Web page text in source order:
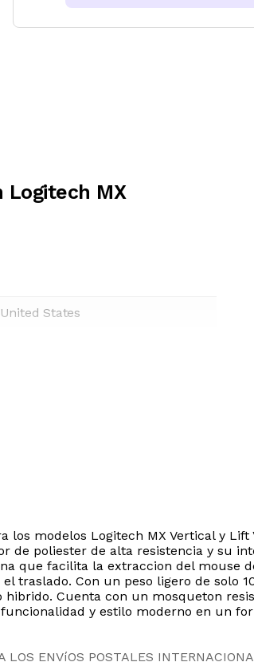
Logitech MX
United States
los modelos Logitech MX Vertical y
de poliester de alta resistencia y su
que facilita la extraccion del mouse
traslado. Con un peso ligero de solo
Cuenta con un mosqueton
y estilo moderno en un
LOS ENVíOS POSTALES